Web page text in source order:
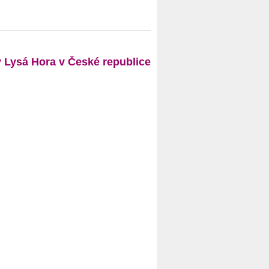
Lysá Hora v České republice